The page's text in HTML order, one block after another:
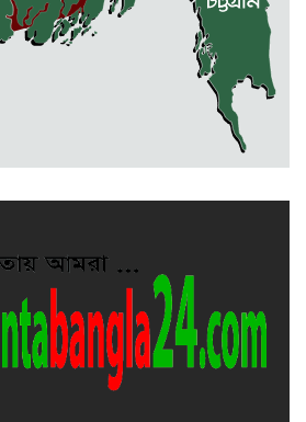
কলমাকান্দা-নেত্রকোনা আঞ্চলিক সড়কে
৫ শতাধিক গাছের চারা রোপণ
মেলান্দহে ব্র্যাকের স্বাস্থ্য ক্যাম্প পরিদর্শনে